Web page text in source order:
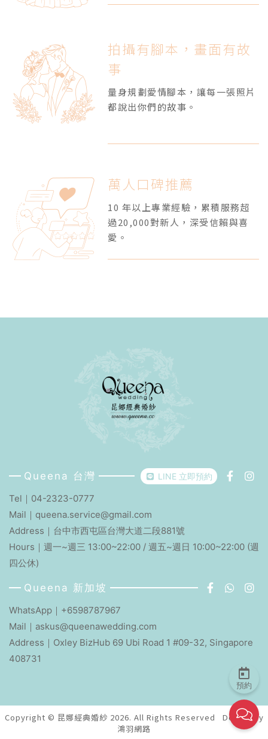
拍攝有腳本，畫面有故
事
量身規劃愛情腳本，讓每一張照片
都說出你們的故事。
萬人口碑推薦
10 年以上專業經驗，累積服務超
過20,000對新人，深受信賴與喜
愛。
Queena 台灣 LINE 立即預約
Tel｜ 04-2323-0777
Mail｜ queena.service@gmail.com
Address｜ 台中市西屯區台灣大道二段881號
Hours｜週一~週三 13:00~22:00 / 週五~週日 10:00~22:00 (週
四公休)
Queena 新加坡
WhatsApp｜+6598787967
Mail｜ askus@queenawedding.com
Address｜Oxley BizHub 69 Ubi Road 1 #09-32, Singapore
408731
Copyright © 昆娜經典婚紗 2026. All Rights Reserved Design by
鴻羽網路
預約